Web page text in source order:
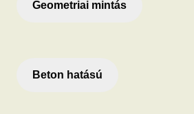
Geometriai mintás
Beton hatású